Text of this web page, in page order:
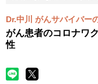
Dr.中川 がんサバイバー
がん患者のコロナワ
性